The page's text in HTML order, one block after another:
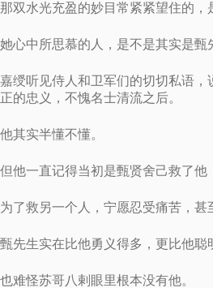
那双水光充盈的妙目常紧紧望住的，
她心中所思慕的人，是不是其实是甄
嘉绶听见侍人和卫军们的切切私语
正的忠义，不愧名士清流之后。
他其实半懂不懂。
但他一直记得当初是甄贤舍己救了他
为了救另一个人，宁愿忍受痛苦，甚
甄先生实在比他勇义得多，更比他聪
也难怪苏哥八剌眼里根本没有他。